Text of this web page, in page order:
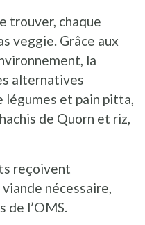
trouver, chaque
veggie. Grâce aux
la
alternatives
légumes et pain pitta,
de Quorn et riz,
reçoivent
nécessaire,
de l’OMS.